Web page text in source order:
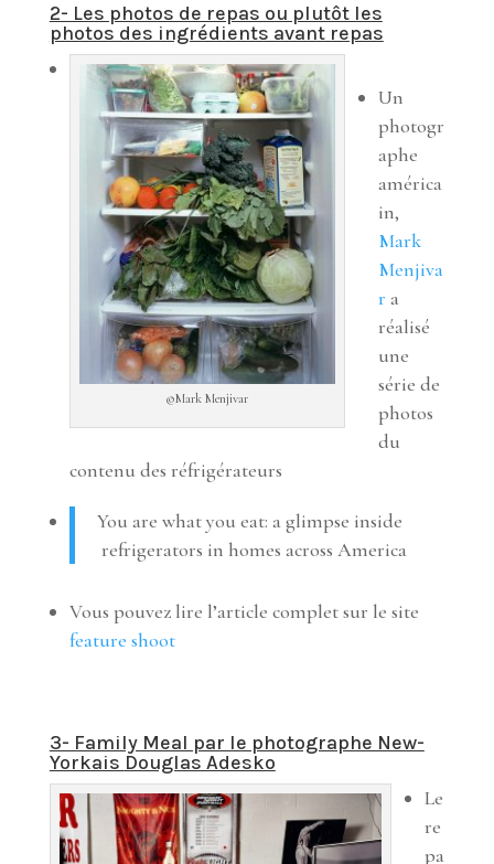
2- Les photos de repas ou plutôt les
photos des ingrédients avant repas
©Mark Menjivar
Un
photogr
aphe
américa
in,
Mark
Menjiva
r a
réalisé
une
série de
photos
du
contenu des réfrigérateurs
You are what you eat: a glimpse inside
refrigerators in homes across America
Vous pouvez lire l’article complet sur le site
feature shoot
3- Family Meal par le photographe New-
Yorkais Douglas Adesko
Le
re
pa